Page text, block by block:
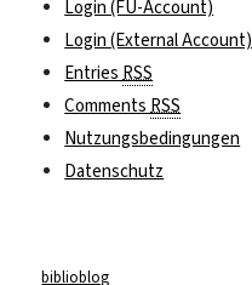
Login (FU-Account)
Login (External Account)
Entries RSS
Comments RSS
Nutzungsbedingungen
Datenschutz
biblioblog